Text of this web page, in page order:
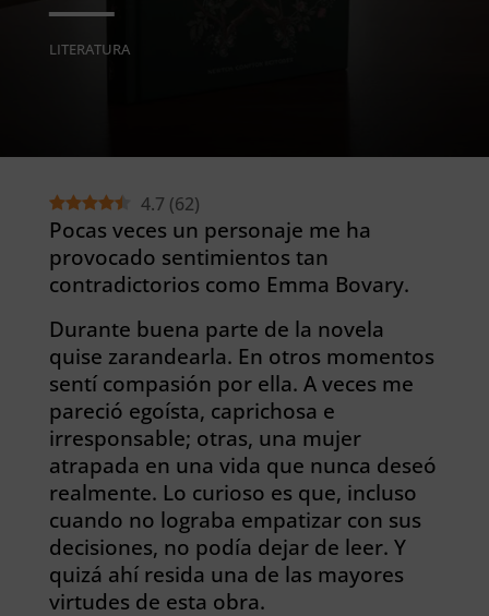
LITERATURA
4.7 (62)
Pocas veces un personaje me ha
provocado sentimientos tan
contradictorios como Emma Bovary.
Durante buena parte de la novela
quise zarandearla. En otros momentos
sentí compasión por ella. A veces me
pareció egoísta, caprichosa e
irresponsable; otras, una mujer
atrapada en una vida que nunca deseó
realmente. Lo curioso es que, incluso
cuando no lograba empatizar con sus
decisiones, no podía dejar de leer. Y
quizá ahí resida una de las mayores
virtudes de esta obra.